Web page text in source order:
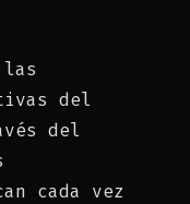
las
del
del
cada vez